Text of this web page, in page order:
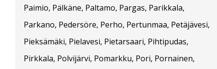
Paimio, Pälkäne, Paltamo, Pargas, Parikkala,
Parkano, Pedersöre, Perho, Pertunmaa, Petäjävesi,
Pieksämäki, Pielavesi, Pietarsaari, Pihtipudas,
Pirkkala, Polvijärvi, Pomarkku, Pori, Pornainen,